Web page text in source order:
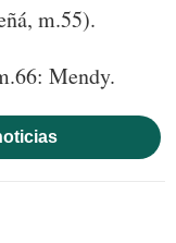
m.55).
Mendy.